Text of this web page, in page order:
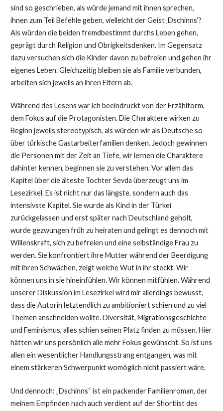
sind so geschrieben, als würde jemand mit ihnen sprechen,
ihnen zum Teil Befehle geben, vielleicht der Geist ‚Dschinns‘?
Als würden die beiden fremdbestimmt durchs Leben gehen,
geprägt durch Religion und Obrigkeitsdenken. Im Gegensatz
dazu versuchen sich die Kinder davon zu befreien und gehen ihr
eigenes Leben. Gleichzeitig bleiben sie als Familie verbunden,
arbeiten sich jeweils an ihren Eltern ab.
Während des Lesens war ich beeindruckt von der Erzählform,
dem Fokus auf die Protagonisten. Die Charaktere wirken zu
Beginn jeweils stereotypisch, als würden wir als Deutsche so
über türkische Gastarbeiterfamilien denken. Jedoch gewinnen
die Personen mit der Zeit an Tiefe, wir lernen die Charaktere
dahinter kennen, beginnen sie zu verstehen. Vor allem das
Kapitel über die älteste Tochter Sevda überzeugt uns im
Lesezirkel. Es ist nicht nur das längste, sondern auch das
intensivste Kapitel. Sie wurde als Kind in der Türkei
zurückgelassen und erst später nach Deutschland geholt,
wurde gezwungen früh zu heiraten und gelingt es dennoch mit
Willenskraft, sich zu befreien und eine selbständige Frau zu
werden. Sie konfrontiert ihre Mutter während der Beerdigung
mit ihren Schwächen, zeigt welche Wut in ihr steckt. Wir
können uns in sie hineinfühlen. Wir können mitfühlen. Während
unserer Diskussion im Lesezirkel wird mir allerdings bewusst,
dass die Autorin letztendlich zu ambitioniert schien und zu viel
Themen anschneiden wollte. Diversität, Migrationsgeschichte
und Feminismus, alles schien seinen Platz finden zu müssen. Hier
hätten wir uns persönlich alle mehr Fokus gewünscht. So ist uns
allen ein wesentlicher Handlungsstrang entgangen, was mit
einem stärkeren Schwerpunkt womöglich nicht passiert wäre.
Und dennoch: „Dschinns“ ist ein packender Familienroman, der
meinem Empfinden nach auch verdient auf der Shortlist des